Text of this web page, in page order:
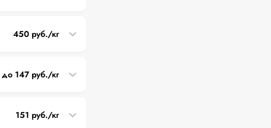
450 руб./кг
до 147 руб./кг
151 руб./кг